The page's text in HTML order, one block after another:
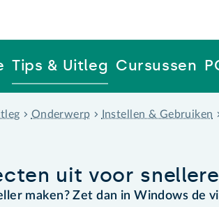
Tips & Uitleg Cursussen
Onderwerp Instellen & Gebruiken
uit voor
maken? Zet dan in Windows de